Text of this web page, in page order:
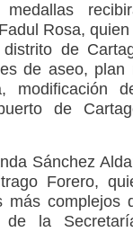
Rosa,
de
de aseo, plan
modificación
de
Sánchez
Forero,
complejos
de la